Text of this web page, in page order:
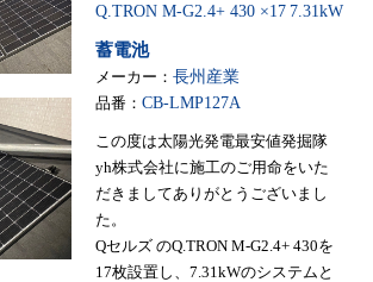
Q.TRON M-G2.4+ 430 ×17 7.31kW
蓄電池
メーカー： 長州産業
品番： CB-LMP127A
この度は太陽光発電最安値発掘隊
yh株式会社に施工のご用命をいた
だきましてありがとうございまし
た。
Qセルズ のQ.TRON M-G2.4+ 430を
17枚設置し、7.31kWのシステムと